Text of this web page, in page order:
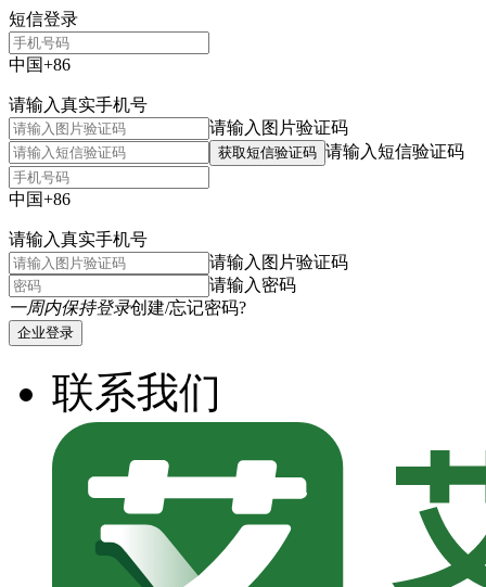
短信登录
中国+86
请输入真实手机号
请输入图片验证码
获取短信验证码 请输入短信验证码
中国+86
请输入真实手机号
请输入图片验证码
请输入密码
一周内保持登录创建/忘记密码?
企业登录
联系我们